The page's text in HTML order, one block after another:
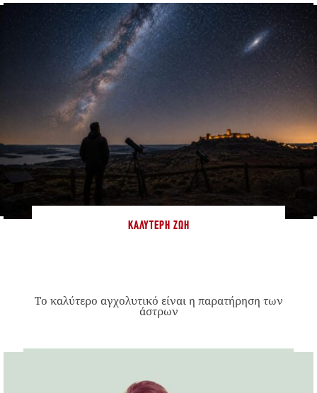
ΚΑΛΎΤΕΡΗ ΖΩΉ
Το καλύτερο αγχολυτικό είναι η παρατήρηση των
άστρων